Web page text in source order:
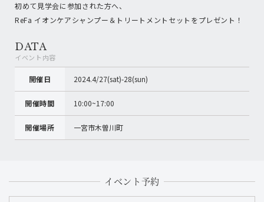
初めて見学会に参加された方へ、
ReFa イオンケアシャンプー＆トリートメントセットをプレゼント！
DATA
イベント内容
開催日 2024.4/27(sat)-28(sun)
開催時間 10:00~17:00
開催場所 一宮市木曽川町
イベント予約